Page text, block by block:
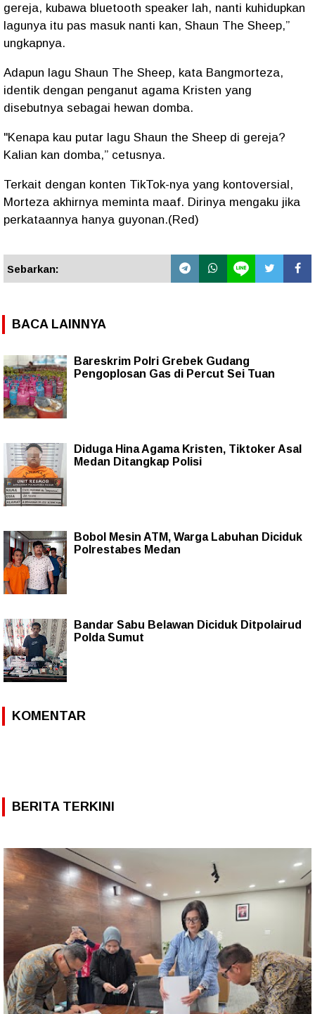
gereja, kubawa bluetooth speaker lah, nanti kuhidupkan
lagunya itu pas masuk nanti kan, Shaun The Sheep,”
ungkapnya.
Adapun lagu Shaun The Sheep, kata Bangmorteza,
identik dengan penganut agama Kristen yang
disebutnya sebagai hewan domba.
"Kenapa kau putar lagu Shaun the Sheep di gereja?
Kalian kan domba,” cetusnya.
Terkait dengan konten TikTok-nya yang kontoversial,
Morteza akhirnya meminta maaf. Dirinya mengaku jika
perkataannya hanya guyonan.(Red)
Sebarkan:
BACA LAINNYA
Bareskrim Polri Grebek Gudang
Pengoplosan Gas di Percut Sei Tuan
Diduga Hina Agama Kristen, Tiktoker Asal
Medan Ditangkap Polisi
Bobol Mesin ATM, Warga Labuhan Diciduk
Polrestabes Medan
Bandar Sabu Belawan Diciduk Ditpolairud
Polda Sumut
KOMENTAR
BERITA TERKINI